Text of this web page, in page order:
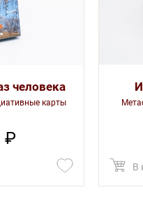
человека
карты
₽
В